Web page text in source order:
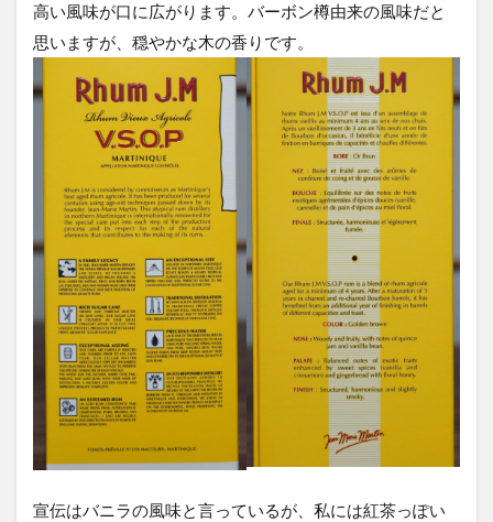
高い風味が口に広がります。バーボン樽由来の風味だと
思いますが、穏やかな木の香りです。
宣伝はバニラの風味と言っているが、私には紅茶っぽい